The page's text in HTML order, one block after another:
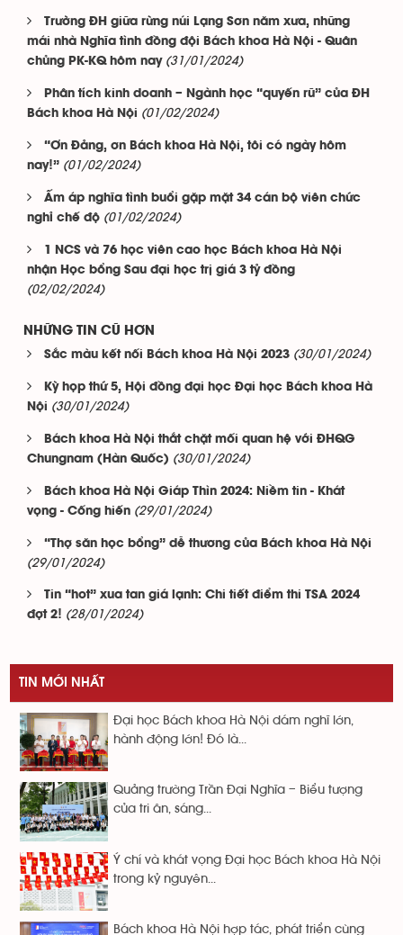
Trường ĐH giữa rừng núi Lạng Sơn năm xưa, những
mái nhà Nghĩa tình đồng đội Bách khoa Hà Nội - Quân
chủng PK-KQ hôm nay (31/01/2024)
Phân tích kinh doanh – Ngành học “quyến rũ” của ĐH
Bách khoa Hà Nội (01/02/2024)
“Ơn Đảng, ơn Bách khoa Hà Nội, tôi có ngày hôm
nay!” (01/02/2024)
Ấm áp nghĩa tình buổi gặp mặt 34 cán bộ viên chức
nghỉ chế độ (01/02/2024)
1 NCS và 76 học viên cao học Bách khoa Hà Nội
nhận Học bổng Sau đại học trị giá 3 tỷ đồng
(02/02/2024)
NHỮNG TIN CŨ HƠN
Sắc màu kết nối Bách khoa Hà Nội 2023 (30/01/2024)
Kỳ họp thứ 5, Hội đồng đại học Đại học Bách khoa Hà
Nội (30/01/2024)
Bách khoa Hà Nội thắt chặt mối quan hệ với ĐHQG
Chungnam (Hàn Quốc) (30/01/2024)
Bách khoa Hà Nội Giáp Thìn 2024: Niềm tin - Khát
vọng - Cống hiến (29/01/2024)
“Thợ săn học bổng” dễ thương của Bách khoa Hà Nội
(29/01/2024)
Tin “hot” xua tan giá lạnh: Chi tiết điểm thi TSA 2024
đợt 2! (28/01/2024)
TIN MỚI NHẤT
Đại học Bách khoa Hà Nội dám nghĩ lớn,
hành động lớn! Đó là...
Quảng trường Trần Đại Nghĩa – Biểu tượng
của tri ân, sáng...
Ý chí và khát vọng Đại học Bách khoa Hà Nội
trong kỷ nguyên...
Bách khoa Hà Nội hợp tác, phát triển cùng